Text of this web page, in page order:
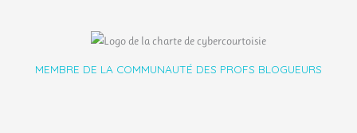
MEMBRE DE LA COMMUNAUTÉ DES PROFS BLOGUEURS